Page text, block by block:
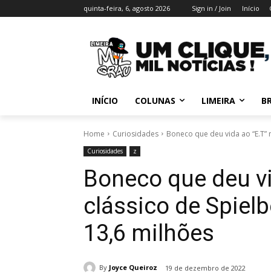
quinta-feira, 6, agosto 2026 Sign in / Join Início
INÍCIO COLUNAS LIMEIRA
Home Curiosidades Boneco que deu vida ao
Curiosidades z
Boneco que deu
clássico de
13,6 milhões
By Joyce Queiroz 19 de dezembro de 2022